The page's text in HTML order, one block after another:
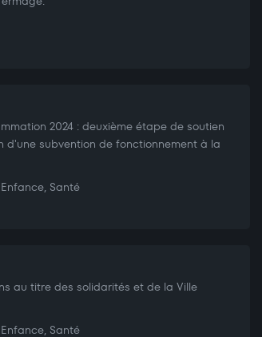
2024 : deuxième étape de soutien
subvention de fonctionnement à la
Santé
au titre des solidarités et de la Ville
Santé